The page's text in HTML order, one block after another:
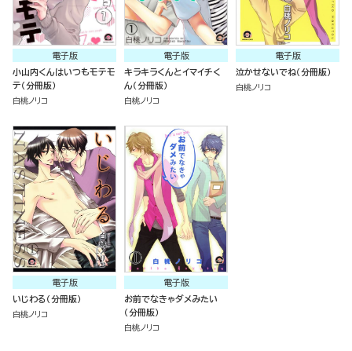
電子版
小山内くんはいつもモテモ
テ（分冊版）
白桃ノリコ
電子版
キラキラくんとイマイチく
ん（分冊版）
白桃ノリコ
電子版
泣かせないでね（分冊版）
白桃ノリコ
電子版
いじわる（分冊版）
白桃ノリコ
電子版
お前でなきゃダメみたい
（分冊版）
白桃ノリコ